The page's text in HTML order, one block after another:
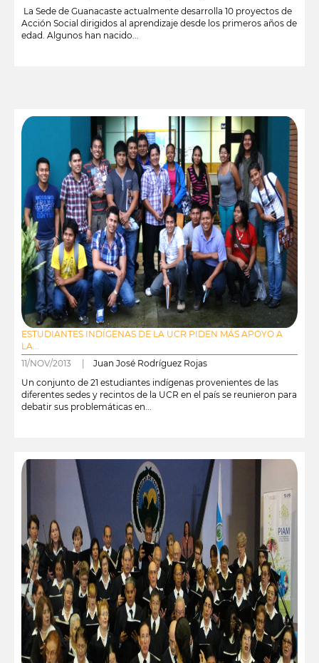
La Sede de Guanacaste actualmente desarrolla 10 proyectos de
Acción Social dirigidos al aprendizaje desde los primeros años de
edad. Algunos han nacido...
ESTUDIANTES INDÍGENAS DE LA UCR PIDEN MÁS APOYO A
LA...
11/NOV/2013 | Juan José Rodríguez Rojas
Un conjunto de 21 estudiantes indígenas provenientes de las
diferentes sedes y recintos de la UCR en el país se reunieron para
debatir sus problemáticas en...